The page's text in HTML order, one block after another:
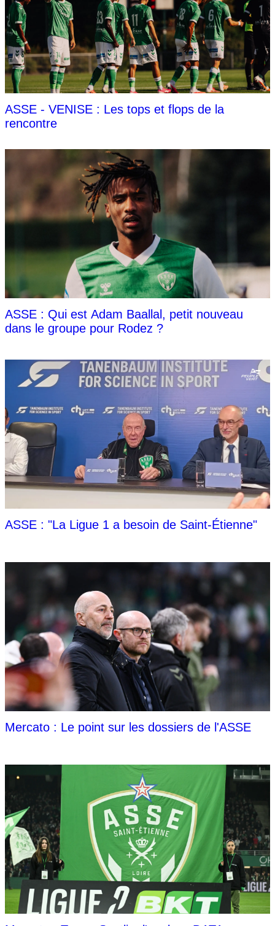
ASSE - VENISE : Les tops et flops de la
rencontre
ASSE : Qui est Adam Baallal, petit nouveau
dans le groupe pour Rodez ?
ASSE : "La Ligue 1 a besoin de Saint-Étienne"
Mercato : Le point sur les dossiers de l'ASSE